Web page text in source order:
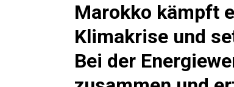
Marokko kämpft
Klimakrise und
Bei der